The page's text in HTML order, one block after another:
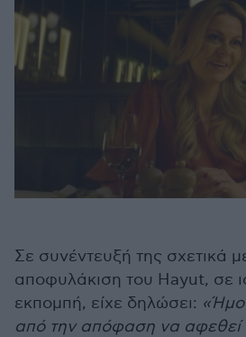
Σε συνέντευξή της σχετικά
αποφυλάκιση του Hayut, σε
εκπομπή, είχε δηλώσει:
από την απόφαση να αφεθεί